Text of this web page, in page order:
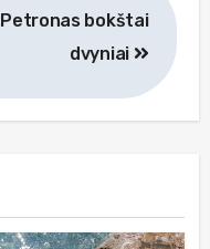
Petronas bokštai
dvyniai